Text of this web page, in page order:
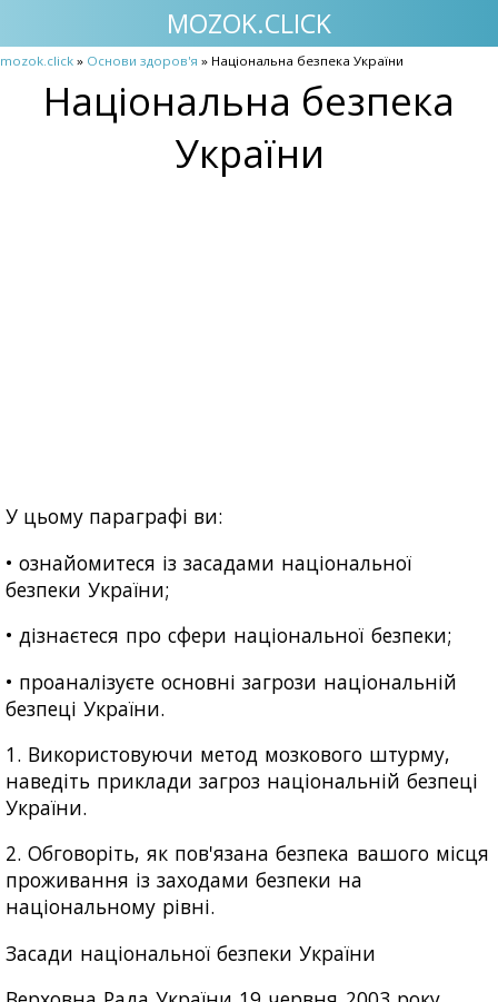
MOZOK.CLICK
mozok.click » Основи здоров'я » Національна безпека України
Національна безпека
України
У цьому параграфі ви:
• ознайомитеся із засадами національної
безпеки України;
• дізнаєтеся про сфери національної безпеки;
• проаналізуєте основні загрози національній
безпеці України.
1. Використовуючи метод мозкового штурму,
наведіть приклади загроз національній безпеці
України.
2. Обговоріть, як пов'язана безпека вашого місця
проживання із заходами безпеки на
національному рівні.
Засади національної безпеки України